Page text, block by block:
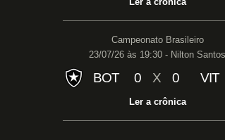
Campeonato Brasileiro
23/07/26 às 19:30 - Nilton Santos
BOT 0 X 0 VIT
Ler a crônica